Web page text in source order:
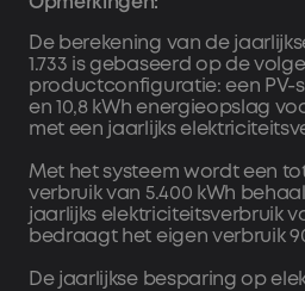
op Solarbank om de Bluetooth-
2. Zet de wifi-verbinding op.
3. Voeg extra apparaten toe,
meters of slimme stopcontacten.
apparaten binnen hetzelfde
hetzelfde wifi-netwerk.
4. Update de firmware naar de
5. Stel de bedrijfsmodus van het
modus, zelfverbruik of
De berekening van de
1.733 is gebaseerd op de
productconfiguratie: een PV-
en 10,8 kWh energieopslag
met een jaarlijks
Met het systeem wordt een
verbruik van 5.400 kWh
jaarlijks elektriciteitsverbruik
bedraagt het eigen verbruik
De jaarlijkse besparing op